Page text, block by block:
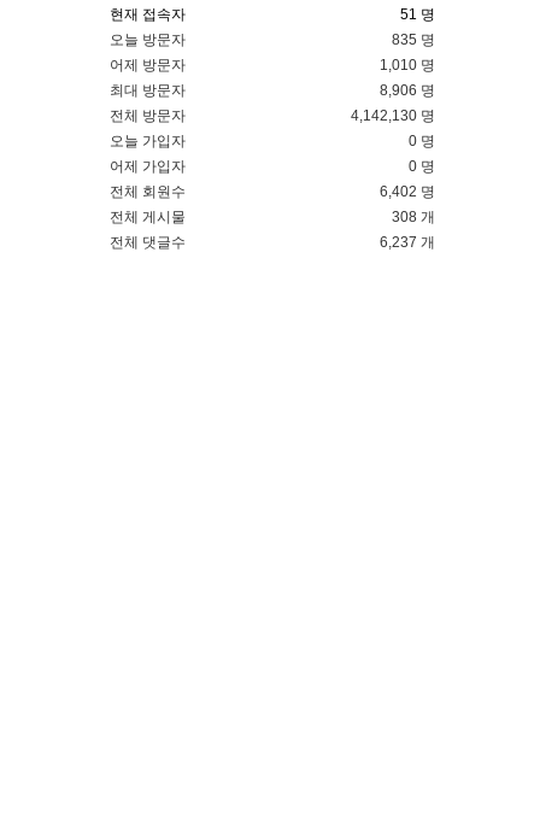
현재 접속자
51 명
오늘 방문자
835 명
어제 방문자
1,010 명
최대 방문자
8,906 명
전체 방문자
4,142,130 명
오늘 가입자
0 명
어제 가입자
0 명
전체 회원수
6,402 명
전체 게시물
308 개
전체 댓글수
6,237 개